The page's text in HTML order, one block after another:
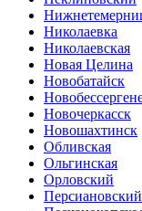
Николаевка
Николаевская
Новая Целина
Новобатайск
Новочеркасск
Новошахтинск
Обливская
Ольгинская
Орловский
Персиановский